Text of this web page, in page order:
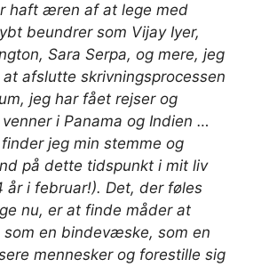
haft æren af ​​at lege med
beundrer som Vijay Iyer,
Sara Serpa, og mere, jeg
afslutte skrivningsprocessen
jeg har fået rejser og
i Panama og Indien …
jeg min stemme og
på dette tidspunkt i mit liv
år i februar!). Det, der føles
nu, er at finde måder at
som en bindevæske, som en
mennesker og forestille sig